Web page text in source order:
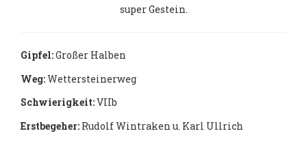
super Gestein.
Gipfel:Großer Halben
Weg:Wettersteinerweg
Schwierigkeit:VIIb
Erstbegeher: Rudolf Wintraken u. Karl Ullrich